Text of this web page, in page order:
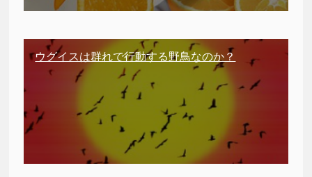
ウグイスは群れで行動する野鳥なのか？